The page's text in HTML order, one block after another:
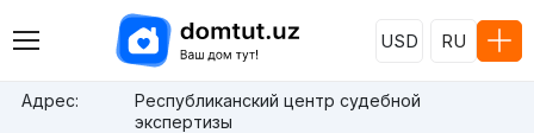
USD RU
Адрес:
Республиканский центр судебной
экспертизы